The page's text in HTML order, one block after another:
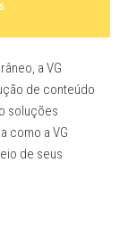
a VG
de conteúdo
soluções
como a VG
de seus